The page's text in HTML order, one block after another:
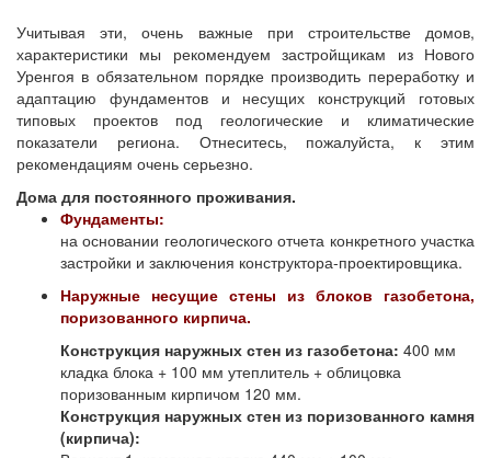
Учитывая эти, очень важные при строительстве домов,
характеристики мы рекомендуем застройщикам из Нового
Уренгоя в обязательном порядке производить переработку и
адаптацию фундаментов и несущих конструкций готовых
типовых проектов под геологические и климатические
показатели региона. Отнеситесь, пожалуйста, к этим
рекомендациям очень серьезно.
Дома для постоянного проживания.
Фундаменты:
на основании геологического отчета конкретного участка
застройки и заключения конструктора-проектировщика.
Наружные несущие стены из блоков газобетона,
поризованного кирпича.
Конструкция наружных стен из газобетона: 400 мм
кладка блока + 100 мм утеплитель + облицовка
поризованным кирпичом 120 мм.
Конструкция наружных стен из поризованного камня
(кирпича):